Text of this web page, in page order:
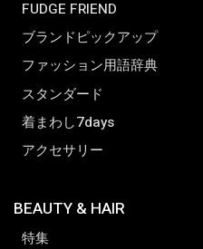
FUDGE FRIEND
ブランドピックアップ
ファッション用語辞典
スタンダード
着まわし7days
アクセサリー
BEAUTY & HAIR
特集